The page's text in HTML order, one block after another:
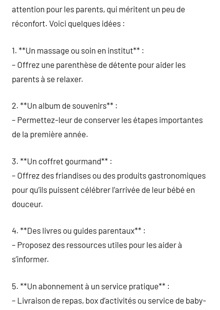
attention pour les parents, qui méritent un peu de
réconfort. Voici quelques idées :
1. **Un massage ou soin en institut** :
– Offrez une parenthèse de détente pour aider les
parents à se relaxer.
2. **Un album de souvenirs** :
– Permettez-leur de conserver les étapes importantes
de la première année.
3. **Un coffret gourmand** :
– Offrez des friandises ou des produits gastronomiques
pour qu’ils puissent célébrer l’arrivée de leur bébé en
douceur.
4. **Des livres ou guides parentaux** :
– Proposez des ressources utiles pour les aider à
s’informer.
5. **Un abonnement à un service pratique** :
– Livraison de repas, box d’activités ou service de baby-